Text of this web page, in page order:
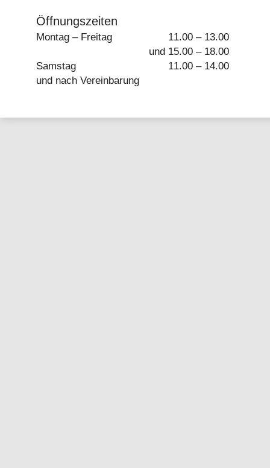
Öffnungszeiten
Montag – Freitag
11.00 – 13.00
und 15.00 – 18.00
Samstag
11.00 – 14.00
und nach Vereinbarung